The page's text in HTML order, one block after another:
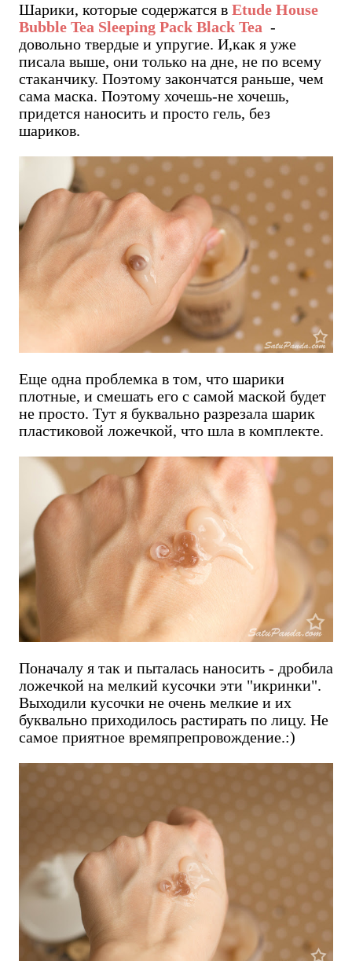
Шарики, которые содержатся в Etude House
Bubble Tea Sleeping Pack Black Tea -
довольно твердые и упругие. И,как я уже
писала выше, они только на дне, не по всему
стаканчику. Поэтому закончатся раньше, чем
сама маска. Поэтому хочешь-не хочешь,
придется наносить и просто гель, без
шариков.
Еще одна проблемка в том, что шарики
плотные, и смешать его с самой маской будет
не просто. Тут я буквально разрезала шарик
пластиковой ложечкой, что шла в комплекте.
Поначалу я так и пыталась наносить - дробила
ложечкой на мелкий кусочки эти "икринки".
Выходили кусочки не очень мелкие и их
буквально приходилось растирать по лицу. Не
самое приятное времяпрепровождение.:)